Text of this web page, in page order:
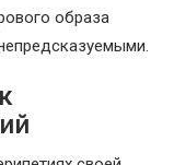
образа